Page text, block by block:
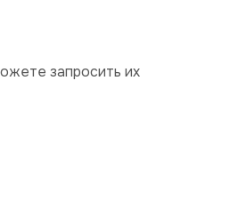
запросить их